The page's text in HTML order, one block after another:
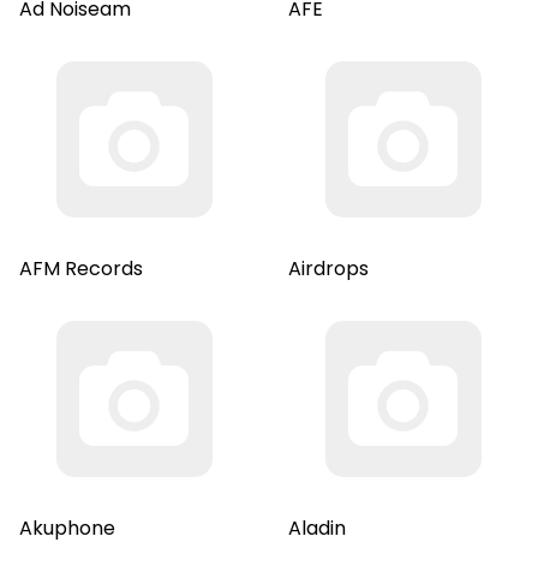
Ad Noiseam AFE
AFM Records Airdrops
Akuphone Aladin